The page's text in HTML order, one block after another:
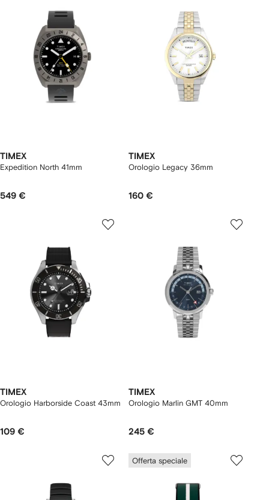
TIMEX
Expedition North 41mm
549 €
TIMEX
Orologio Legacy 36mm
160 €
TIMEX
Orologio Harborside Coast 43mm
109 €
TIMEX
Orologio Marlin GMT 40mm
245 €
Offerta speciale